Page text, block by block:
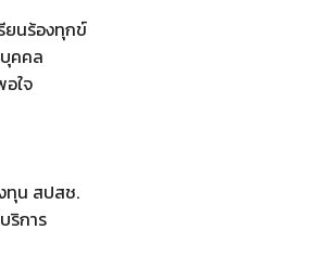
ยนร้องทุกข์
คคล
ใจ
ทุน สปสช.
ริการ